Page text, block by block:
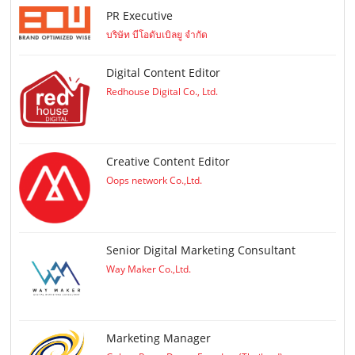
PR Executive
บริษัท บีโอดับเบิลยู จำกัด
Digital Content Editor
Redhouse Digital Co., Ltd.
Creative Content Editor
Oops network Co.,Ltd.
Senior Digital Marketing Consultant
Way Maker Co.,Ltd.
Marketing Manager